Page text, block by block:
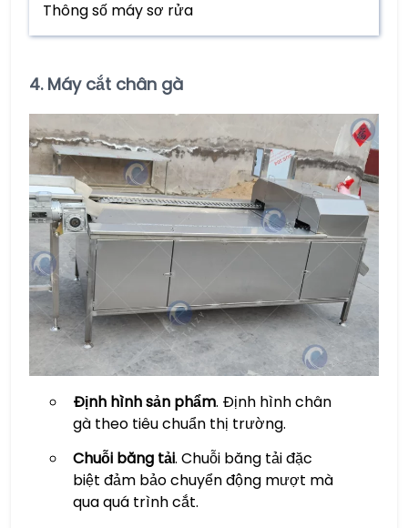
Thông số máy sơ rửa
4. Máy cắt chân gà
Định hình sản phẩm. Định hình chân
gà theo tiêu chuẩn thị trường.
Chuỗi băng tải. Chuỗi băng tải đặc
biệt đảm bảo chuyển động mượt mà
qua quá trình cắt.